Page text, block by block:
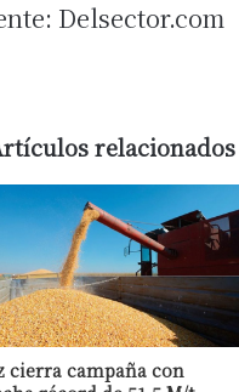
Delsector.com
relacionados
cierra campaña con